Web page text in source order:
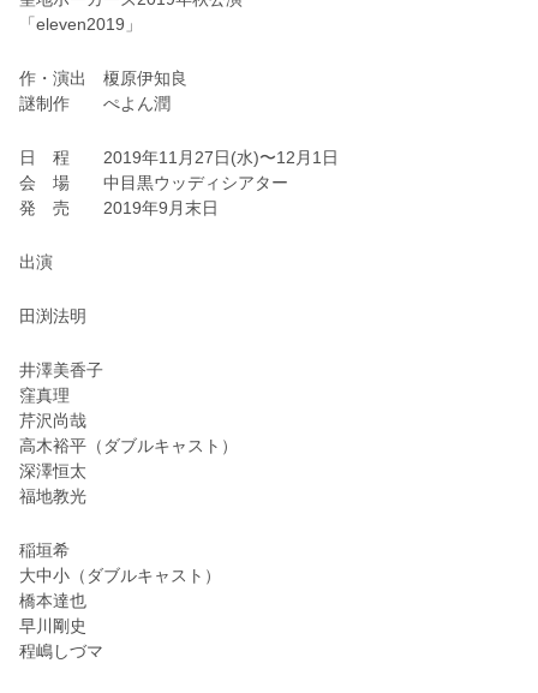
「eleven2019」
作・演出 榎原伊知良
謎制作 ぺよん潤
日 程 2019年11月27日(水)〜12月1日
会 場 中目黒ウッディシアター
発 売 2019年9月末日
出演
田渕法明
井澤美香子
窪真理
芹沢尚哉
高木裕平（ダブルキャスト）
深澤恒太
福地教光
稲垣希
大中小（ダブルキャスト）
橋本達也
早川剛史
程嶋しづマ